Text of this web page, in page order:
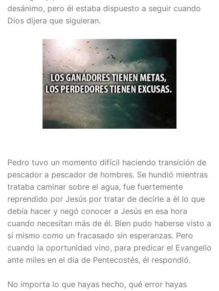
desánimo, pero él estaba dispuesto a seguir cuando
Dios dijera que siguieran.
Pedro tuvo un momento difícil haciendo transición de
pescador a pescador de hombres. Se hundió mientras
trataba caminar sobre el agua, fue fuertemente
reprendido por Jesús por tratar de decirle a él lo que
debía hacer y negó conocer a Jesús en esa hora
cuando necesitan más de él. Bien pudo haberse visto a
sí mismo como un fracasado sin esperanzas. Pero
cuando la oportunidad vino, para predicar el Evangelio
ante miles en el día de Pentecostés, él respondió.
No importa lo que hayas hecho, qué error hayas